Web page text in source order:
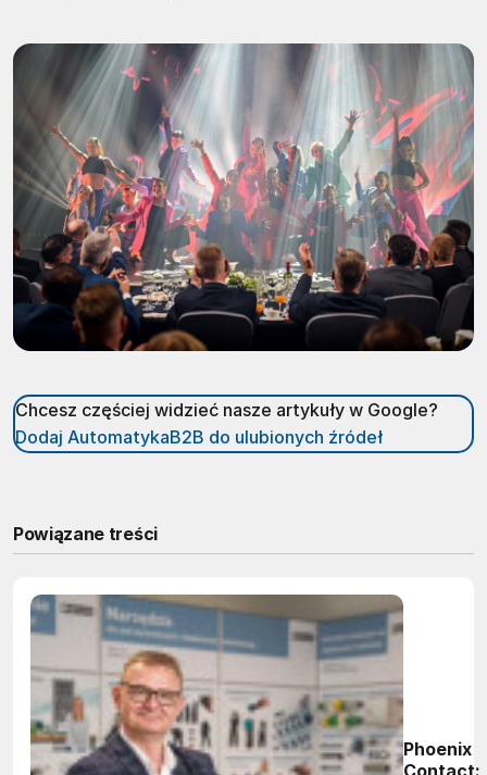
Chcesz częściej widzieć nasze artykuły w Google?
Dodaj AutomatykaB2B do ulubionych źródeł
Powiązane treści
Phoenix
Contact: